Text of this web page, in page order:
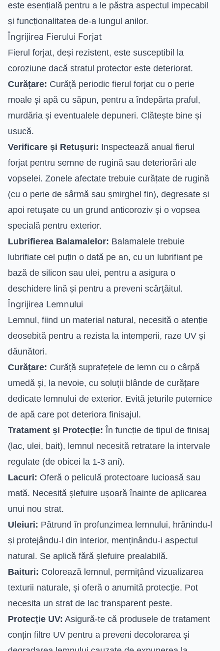
este esențială pentru a le păstra aspectul impecabil
și funcționalitatea de-a lungul anilor.
Îngrijirea Fierului Forjat
Fierul forjat, deși rezistent, este susceptibil la
coroziune dacă stratul protector este deteriorat.
Curățare: Curăță periodic fierul forjat cu o perie
moale și apă cu săpun, pentru a îndepărta praful,
murdăria și eventualele depuneri. Clătește bine și
usucă.
Verificare și Retușuri: Inspectează anual fierul
forjat pentru semne de rugină sau deteriorări ale
vopselei. Zonele afectate trebuie curățate de rugină
(cu o perie de sârmă sau șmirghel fin), degresate și
apoi retușate cu un grund anticoroziv și o vopsea
specială pentru exterior.
Lubrifierea Balamalelor: Balamalele trebuie
lubrifiate cel puțin o dată pe an, cu un lubrifiant pe
bază de silicon sau ulei, pentru a asigura o
deschidere lină și pentru a preveni scârțâitul.
Îngrijirea Lemnului
Lemnul, fiind un material natural, necesită o atenție
deosebită pentru a rezista la intemperii, raze UV și
dăunători.
Curățare: Curăță suprafețele de lemn cu o cârpă
umedă și, la nevoie, cu soluții blânde de curățare
dedicate lemnului de exterior. Evită jeturile puternice
de apă care pot deteriora finisajul.
Tratament și Protecție: În funcție de tipul de finisaj
(lac, ulei, bait), lemnul necesită retratare la intervale
regulate (de obicei la 1-3 ani).
Lacuri: Oferă o peliculă protectoare lucioasă sau
mată. Necesită șlefuire ușoară înainte de aplicarea
unui nou strat.
Uleiuri: Pătrund în profunzimea lemnului, hrănindu-l
și protejându-l din interior, menținându-i aspectul
natural. Se aplică fără șlefuire prealabilă.
Baituri: Colorează lemnul, permițând vizualizarea
texturii naturale, și oferă o anumită protecție. Pot
necesita un strat de lac transparent peste.
Protecție UV: Asigură-te că produsele de tratament
conțin filtre UV pentru a preveni decolorarea și